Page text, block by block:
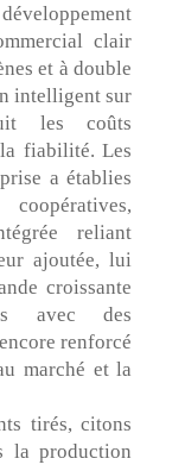
clair
et à double
intelligent sur
les coûts
fiabilité. Les
a établies
reliant
ajoutée, lui
croissante
avec des
renforcé
marché et la
tirés, citons
la production